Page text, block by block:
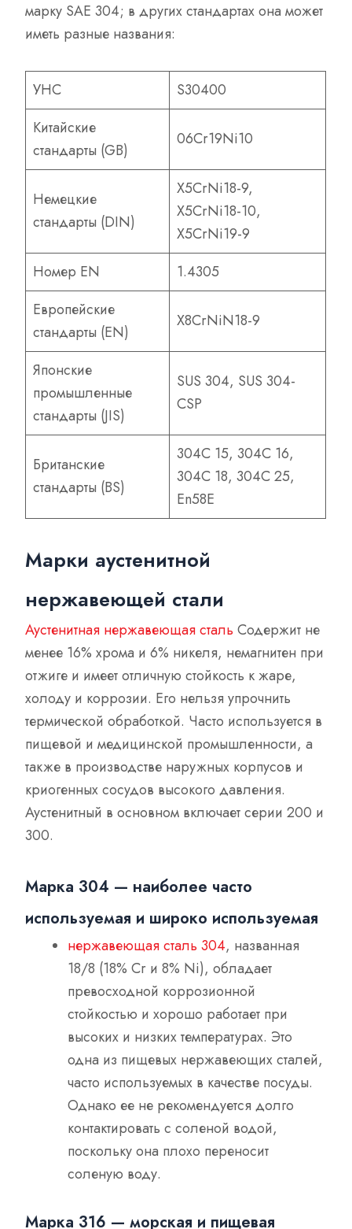
марку SAE 304; в других стандартах она может
иметь разные названия:
УНС
S30400
Китайские
стандарты (GB)
06Cr19Ni10
Немецкие
стандарты (DIN)
X5CrNi18-9,
X5CrNi18-10,
X5CrNi19-9
Номер EN
1.4305
Европейские
стандарты (EN)
X8CrNiN18-9
Японские
промышленные
стандарты (JIS)
SUS 304, SUS 304-
CSP
Британские
стандарты (BS)
304С 15, 304С 16,
304С 18, 304С 25,
En58E
Марки аустенитной
нержавеющей стали
Аустенитная нержавеющая сталь Содержит не
менее 16% хрома и 6% никеля, немагнитен при
отжиге и имеет отличную стойкость к жаре,
холоду и коррозии. Его нельзя упрочнить
термической обработкой. Часто используется в
пищевой и медицинской промышленности, а
также в производстве наружных корпусов и
криогенных сосудов высокого давления.
Аустенитный в основном включает серии 200 и
300.
Марка 304 — наиболее часто
используемая и широко используемая
нержавеющая сталь 304, названная
18/8 (18% Cr и 8% Ni), обладает
превосходной коррозионной
стойкостью и хорошо работает при
высоких и низких температурах. Это
одна из пищевых нержавеющих сталей,
часто используемых в качестве посуды.
Однако ее не рекомендуется долго
контактировать с соленой водой,
поскольку она плохо переносит
соленую воду.
Марка 316 — морская и пищевая